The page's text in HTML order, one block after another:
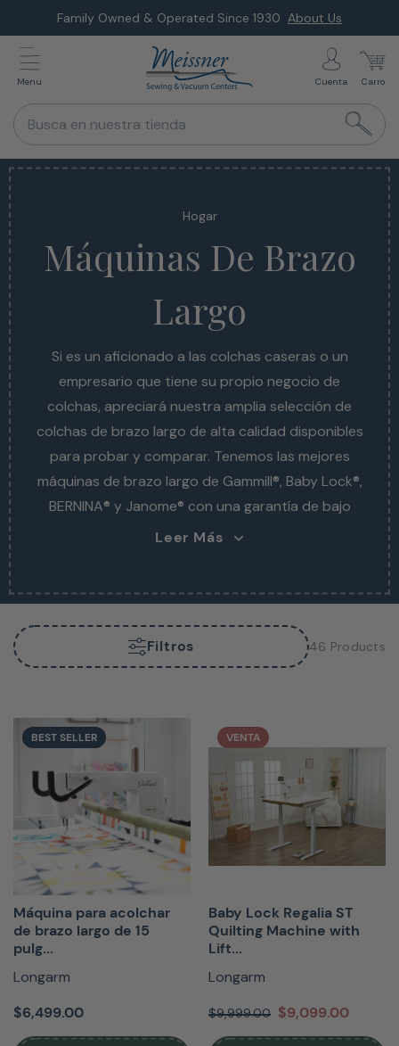
al
siguiente
elemento
Family Owned & Operated Since 1930 About Us
Menu Cuenta Carro
Busca en nuestra tienda
Hogar
Máquinas De Brazo
Largo
Si es un aficionado a las colchas caseras o un
empresario que tiene su propio negocio de
colchas, apreciará nuestra amplia selección de
colchas de brazo largo de alta calidad disponibles
para probar y comparar. Tenemos las mejores
máquinas de brazo largo de Gammill®, Baby
Si es un aficionado a las colchas caseras o un
empresario que tiene su propio negocio de
colchas, apreciará nuestra amplia selección de
colchas de brazo largo de alta calidad disponibles
para probar y comparar. Tenemos las mejores
máquinas de brazo largo de Gammill®, Baby Lock®,
BERNINA® y Janome® con una garantía de bajo
precio. También recibirá capacitación gratuita
fábrica por parte de nuestros técnicos
certificados de brazo largo.
Leer Más
Filtros 46 Products
BEST SELLER
Máquina para acolchar
de brazo largo de 15
pulg...
Longarm
$6,499.00
VENTA
Baby Lock Regalia ST
Quilting Machine with
Lift...
Longarm
$9,999.00 $9,099.00